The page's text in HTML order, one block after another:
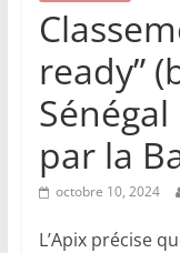
ready”
Sénégal
par la
octobre 10, 2024
L’Apix précise